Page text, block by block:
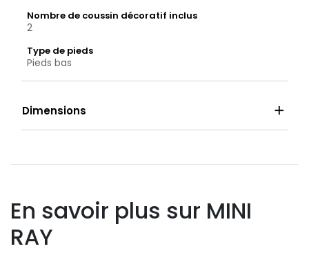
Nombre de coussin décoratif inclus
2
Type de pieds
Pieds bas
Dimensions 
En savoir plus sur MINI
RAY